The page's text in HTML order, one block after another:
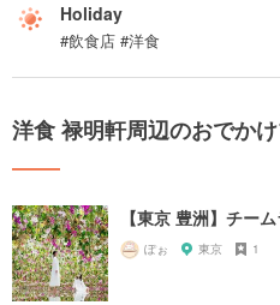
Holiday
#飲食店 #洋食
洋食 禄明軒周辺のおでか
【東京 豊洲】チー
ぽぉ 東京 1